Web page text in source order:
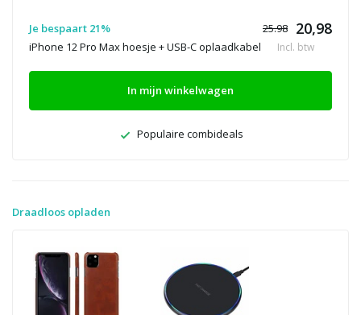
Je bespaart 21% 25.98 20,98
iPhone 12 Pro Max hoesje + USB-C oplaadkabel Incl. btw
In mijn winkelwagen
Populaire combideals
Draadloos opladen